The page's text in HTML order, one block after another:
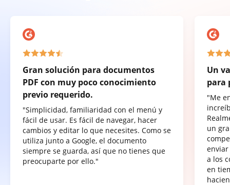
Gran solución para documentos
PDF con muy poco conocimiento
previo requerido.
"Simplicidad, familiaridad con el menú y
fácil de usar. Es fácil de navegar, hacer
cambios y editar lo que necesites. Como se
utiliza junto a Google, el documento
siempre se guarda, así que no tienes que
preocuparte por ello."
Un
para
"Me
un
a los
en